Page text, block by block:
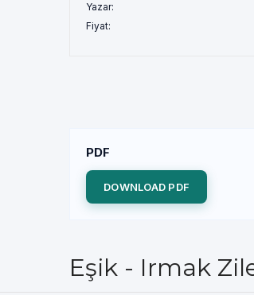
Yazar:
Fiyat:
PDF
DOWNLOAD PDF
Eşik - Irmak